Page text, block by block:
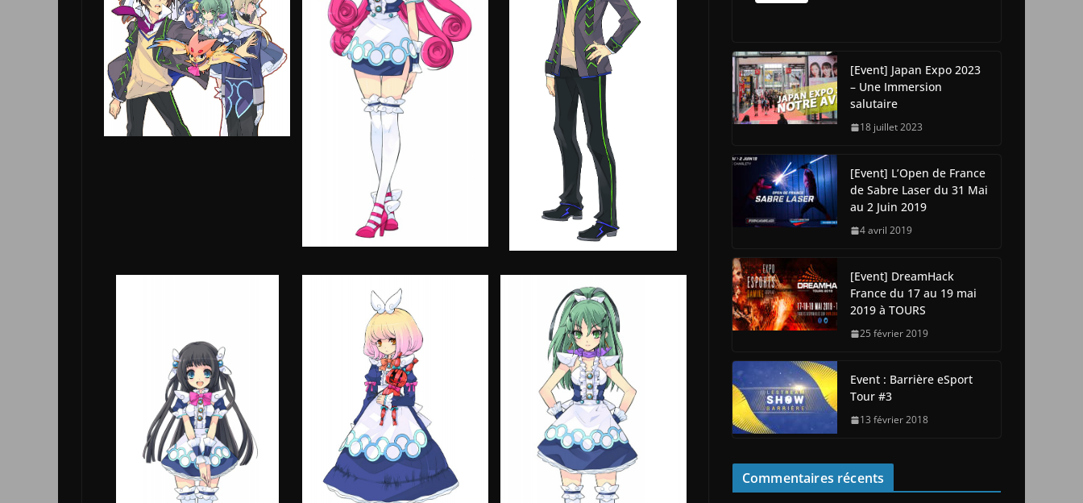
[Event] Japan Expo 2023
– Une Immersion
salutaire
18 juillet 2023
[Event] L’Open de France
de Sabre Laser du 31 Mai
au 2 Juin 2019
4 avril 2019
[Event] DreamHack
France du 17 au 19 mai
2019 à TOURS
25 février 2019
Event : Barrière eSport
Tour #3
13 février 2018
Commentaires récents